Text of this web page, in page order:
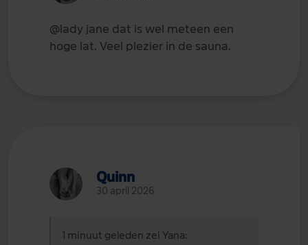
@lady jane dat is wel meteen een
hoge lat. Veel plezier in de sauna.
Quinn
30 april 2026
1 minuut geleden zei Yana: